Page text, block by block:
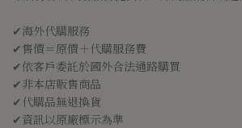
✔海外代購服務
✔售價＝原價＋代購服務費
✔依客戶委託於國外合法通路購買
✔非本店販售商品
✔代購品無退換貨
✔資訊以原廠標示為準